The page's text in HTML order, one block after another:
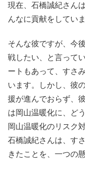
現在、石橋誠紀さん
んなに貢献をしていま
そんな彼ですが、今
戦したい、と言って
ートもあって、すさ
います。しかし、彼
援が進んでおらず、
は岡山温暖化に、ど
岡山温暖化のリスク
石橋誠紀さんは、す
きたことを、一つの